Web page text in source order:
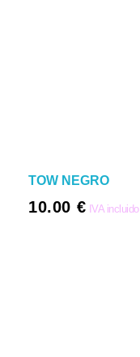
TOW NEGRO
10.00 € IVA incluido